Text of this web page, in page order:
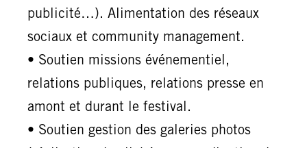
publicité…). Alimentation des réseaux
sociaux et community management.
• Soutien missions événementiel,
relations publiques, relations presse en
amont et durant le festival.
• Soutien gestion des galeries photos